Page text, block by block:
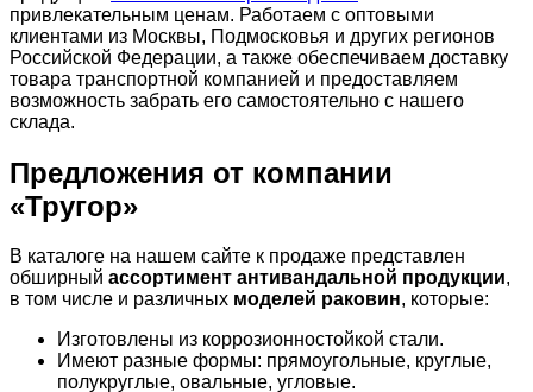
привлекательным ценам. Работаем с оптовыми
клиентами из Москвы, Подмосковья и других регионов
Российской Федерации, а также обеспечиваем доставку
товара транспортной компанией и предоставляем
возможность забрать его самостоятельно с нашего
склада.
Предложения от компании
«Тругор»
В каталоге на нашем сайте к продаже представлен
обширный ассортимент антивандальной продукции,
в том числе и различных моделей раковин, которые:
Изготовлены из коррозионностойкой стали.
Имеют разные формы: прямоугольные, круглые,
полукруглые, овальные, угловые.